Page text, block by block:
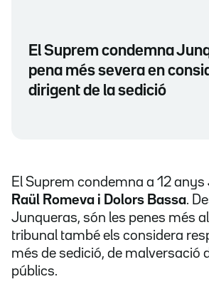
El Suprem condemna
pena més severa en
dirigent de la sedició
El Suprem condemna a 12 anys
Raül Romeva i Dolors Bassa.
Junqueras, són les penes més
tribunal també els considera
més de sedició, de malversació
públics.